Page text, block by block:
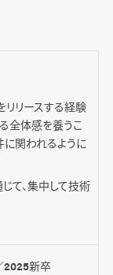
リリースする経験
全体感を養うこ
に関われるように
て、集中して技術
2025新卒